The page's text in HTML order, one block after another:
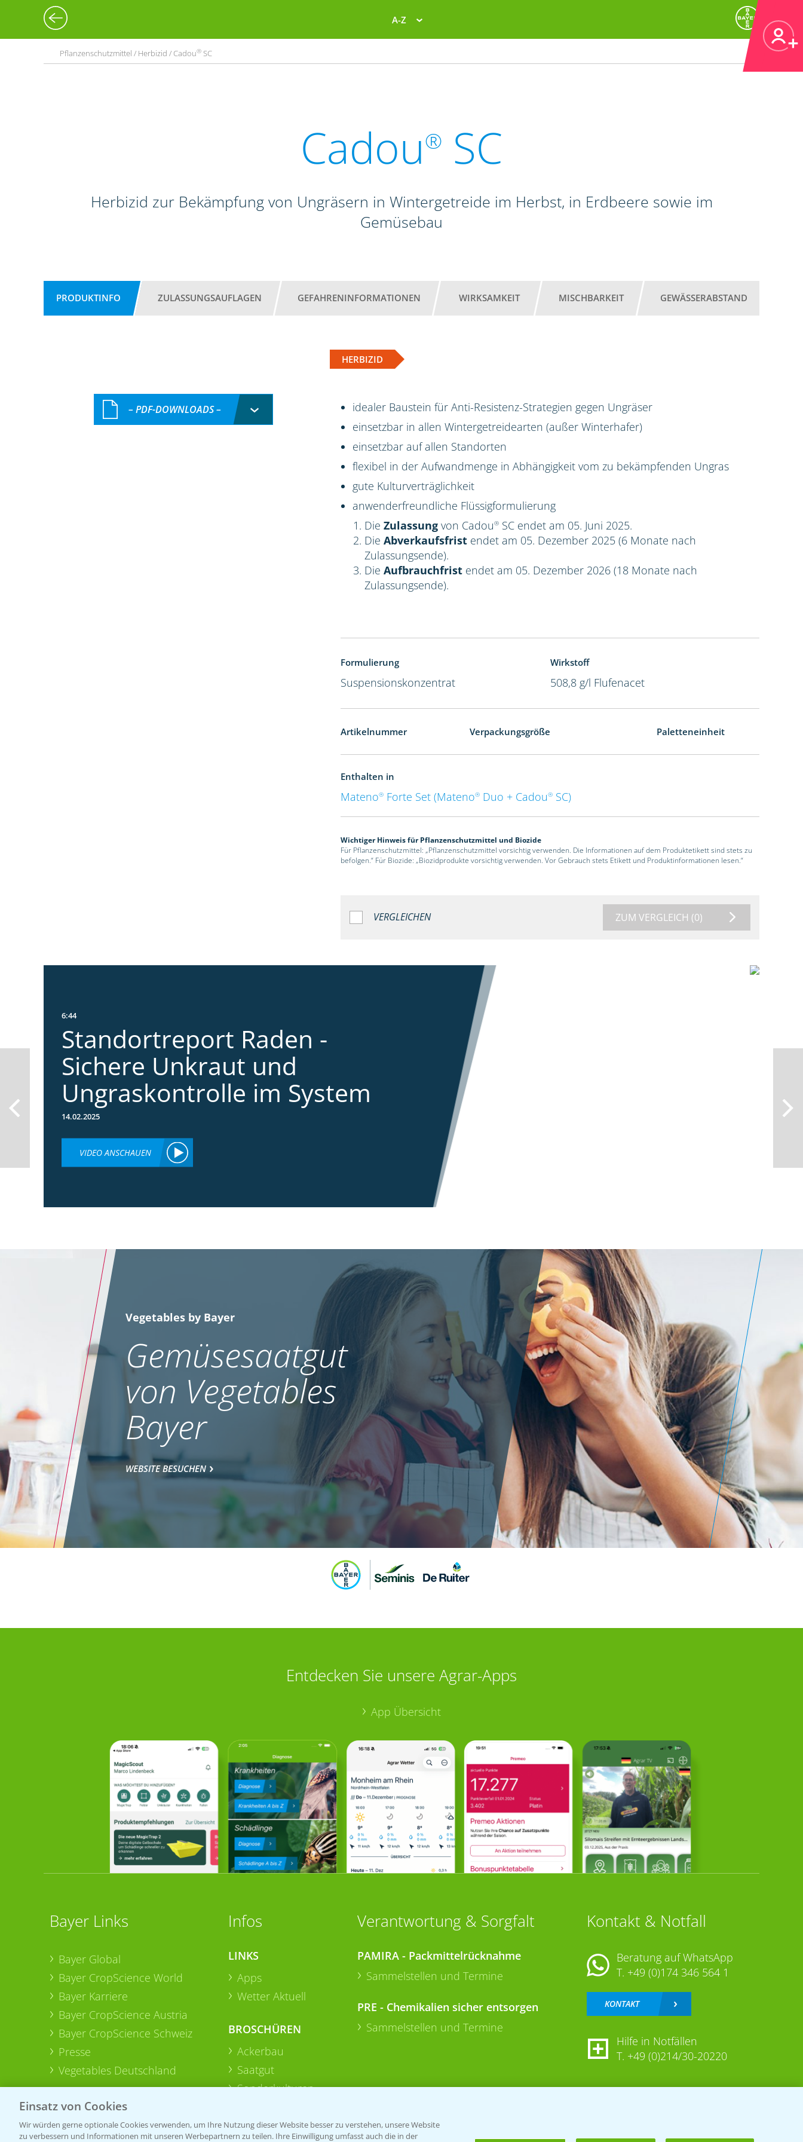
A-Z
Pflanzenschutzmittel / Herbizid / Cadou® SC
Cadou® SC
Herbizid zur Bekämpfung von Ungräsern in Wintergetreide im Herbst, in Erdbeere sowie im
Gemüsebau
PRODUKTINFO ZULASSUNGSAUFLAGEN GEFAHRENINFORMATIONEN WIRKSAMKEIT MISCHBARKEIT GEWÄSSERABSTAND
HERBIZID
– PDF-DOWNLOADS –
idealer Baustein für Anti-Resistenz-Strategien gegen Ungräser
einsetzbar in allen Wintergetreidearten (außer Winterhafer)
einsetzbar auf allen Standorten
flexibel in der Aufwandmenge in Abhängigkeit vom zu bekämpfenden Ungras
gute Kulturverträglichkeit
anwenderfreundliche Flüssigformulierung
DieZulassung von Cadou® SC endet am 05. Juni 2025.
DieAbverkaufsfrist endet am 05. Dezember 2025 (6 Monate nach
Zulassungsende).
DieAufbrauchfrist endet am 05. Dezember 2026 (18 Monate nach
Zulassungsende).
Formulierung
Suspensionskonzentrat
Wirkstoff
508,8 g/l Flufenacet
Artikelnummer Verpackungsgröße Paletteneinheit
Enthalten in
Mateno® Forte Set (Mateno® Duo + Cadou® SC)
Wichtiger Hinweis für Pflanzenschutzmittel und Biozide
Für Pflanzenschutzmittel: „Pflanzenschutzmittel vorsichtig verwenden. Die Informationen auf dem Produktetikett sind stets zu
befolgen.“ Für Biozide: „Biozidprodukte vorsichtig verwenden. Vor Gebrauch stets Etikett und Produktinformationen lesen.“
VERGLEICHEN ZUM VERGLEICH (0)
6:44
Standortreport Raden -
Sichere Unkraut und
Ungraskontrolle im System
14.02.2025
VIDEO ANSCHAUEN
Vegetables by Bayer
Gemüsesaatgut
von Vegetables
Bayer
WEBSITE BESUCHEN
Entdecken Sie unsere Agrar-Apps
App Übersicht
Bayer Links
Bayer Global
Bayer CropScience World
Bayer Karriere
Bayer CropScience Austria
Bayer CropScience Schweiz
Presse
Vegetables Deutschland
Infos
LINKS
Apps
Wetter Aktuell
BROSCHÜREN
Ackerbau
Saatgut
Sonderkulturen
Verantwortung & Sorgfalt
PAMIRA - Packmittelrücknahme
Sammelstellen und Termine
PRE - Chemikalien sicher entsorgen
Sammelstellen und Termine
Kontakt & Notfall
Beratung auf WhatsApp
T. +49 (0)174 346 564 1
KONTAKT
Hilfe in Notfällen
T. +49 (0)214/30-20220
Einsatz von Cookies
Wir würden gerne optionale Cookies verwenden, um Ihre Nutzung dieser Website besser zu verstehen, unsere Website
zu verbessern und Informationen mit unseren Werbepartnern zu teilen. Ihre Einwilligung umfasst auch die in der